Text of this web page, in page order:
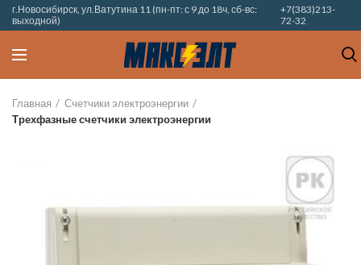
г.Новосибирск, ул.Ватутина 11 (пн-пт: с 9 до 18ч, сб-вс:
выходной)
+7(383)213-
72-32
Главная
Счетчики электроэнергии
Трехфазные счетчики электроэнергии